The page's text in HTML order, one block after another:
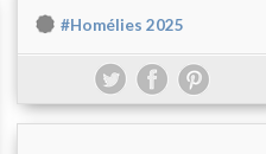
#Homélies 2025